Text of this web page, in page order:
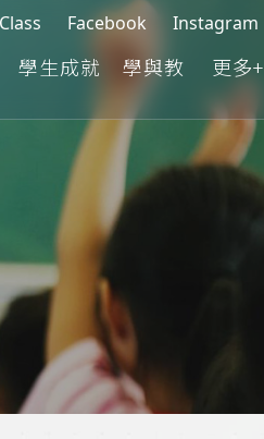
Facebook Instagram
學生成就 學與教 更多+